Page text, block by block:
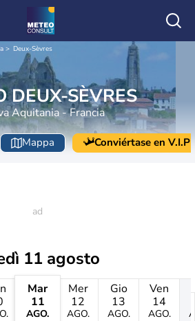
Deux-Sèvres
DEUX-SÈVRES
Aquitania - Francia
Mappa Conviértase en V.I.P
11 agosto
Mar
11
AGO.
Mer
12
AGO.
Gio
13
AGO.
Ven
14
AGO.